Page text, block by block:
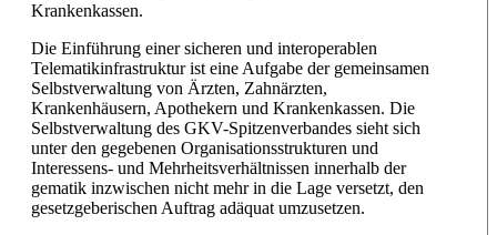
Krankenkassen.
Die Einführung einer sicheren und interoperablen
Telematikinfrastruktur ist eine Aufgabe der gemeinsamen
Selbstverwaltung von Ärzten, Zahnärzten,
Krankenhäusern, Apothekern und Krankenkassen. Die
Selbstverwaltung des GKV-Spitzenverbandes sieht sich
unter den gegebenen Organisationsstrukturen und
Interessens- und Mehrheitsverhältnissen innerhalb der
gematik inzwischen nicht mehr in die Lage versetzt, den
gesetzgeberischen Auftrag adäquat umzusetzen.